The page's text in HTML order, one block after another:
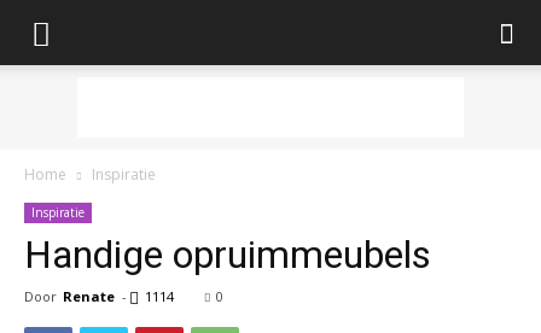
Home Inspiratie
Inspiratie
Handige opruimmeubels
Door Renate - 1114 0